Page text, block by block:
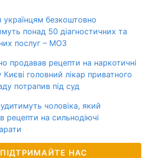
українцям безкоштовно
понад 50 діагностичних та
послуг – МОЗ
продавав рецепти на наркотичні
Києві головний лікар приватного
потрапив під суд
чоловіка, який
рецепти на сильнодіючі
ПІДТРИМАЙТЕ НАС